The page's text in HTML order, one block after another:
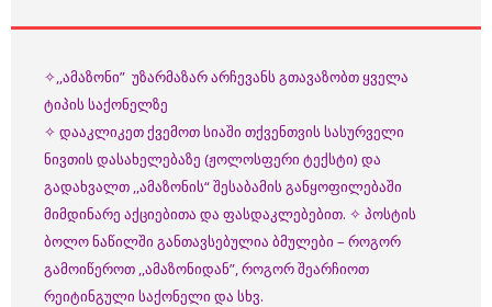
✧,,ამაზონი” უზარმაზარ არჩევანს გთავაზობთ ყველა
ტიპის საქონელზე
✧ დააკლიკეთ ქვემოთ სიაში თქვენთვის სასურველი
ნივთის დასახელებაზე (ჟოლოსფერი ტექსტი) და
გადახვალთ ,,ამაზონის“ შესაბამის განყოფილებაში
მიმდინარე აქციებითა და ფასდაკლებებით. ✧ პოსტის
ბოლო ნაწილში განთავსებულია ბმულები – როგორ
გამოიწეროთ ,,ამაზონიდან”, როგორ შეარჩიოთ
რეიტინგული საქონელი და სხვ.